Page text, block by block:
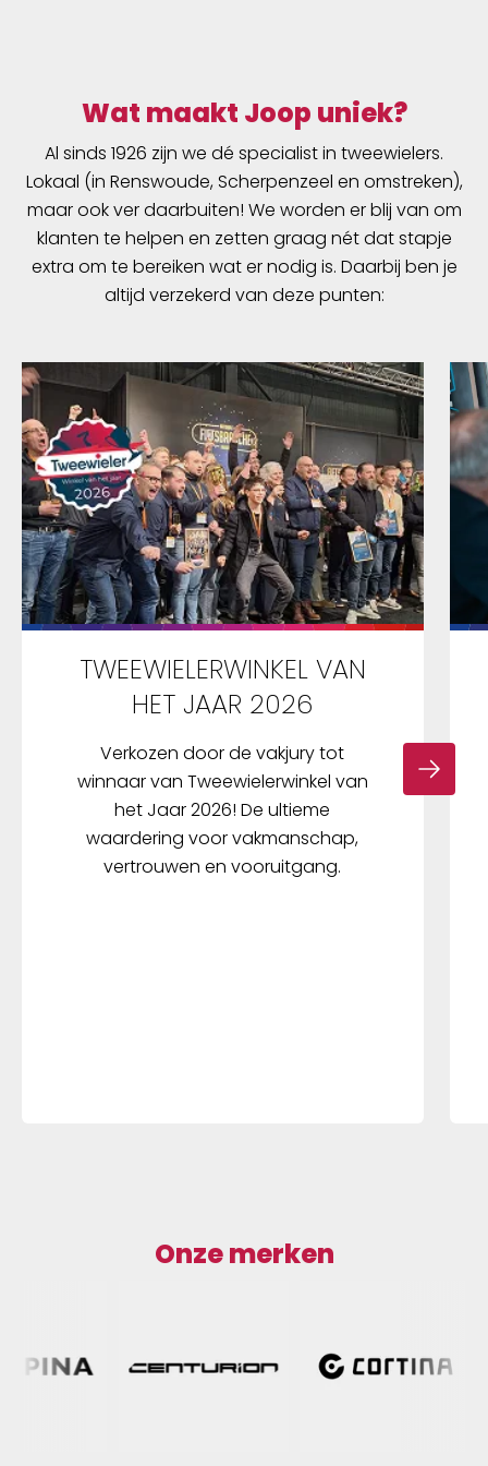
Wat maakt Joop uniek?
Al sinds 1926 zijn we dé specialist in tweewielers.
Lokaal (in Renswoude, Scherpenzeel en omstreken),
maar ook ver daarbuiten! We worden er blij van om
klanten te helpen en zetten graag nét dat stapje
extra om te bereiken wat er nodig is. Daarbij ben je
altijd verzekerd van deze punten:
TWEEWIELERWINKEL VAN
HET JAAR 2026
Verkozen door de vakjury tot
winnaar van Tweewielerwinkel van
het Jaar 2026! De ultieme
waardering voor vakmanschap,
vertrouwen en vooruitgang.
Onze merken